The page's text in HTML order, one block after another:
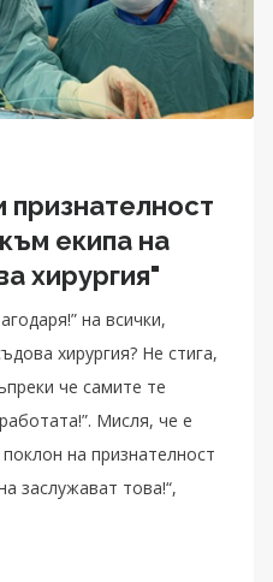
екипа на
хирургия"
на всички,
хирургия? Не стига,
че самите те
Мисля, че е
на признателност
заслужават това!“,